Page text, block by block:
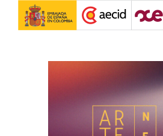
Saltar